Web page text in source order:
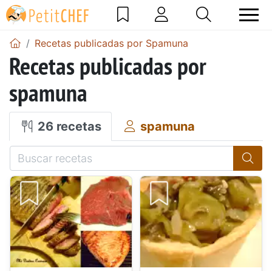
Recetas publicadas por Spamuna
Recetas publicadas por
spamuna
26 recetas spamuna